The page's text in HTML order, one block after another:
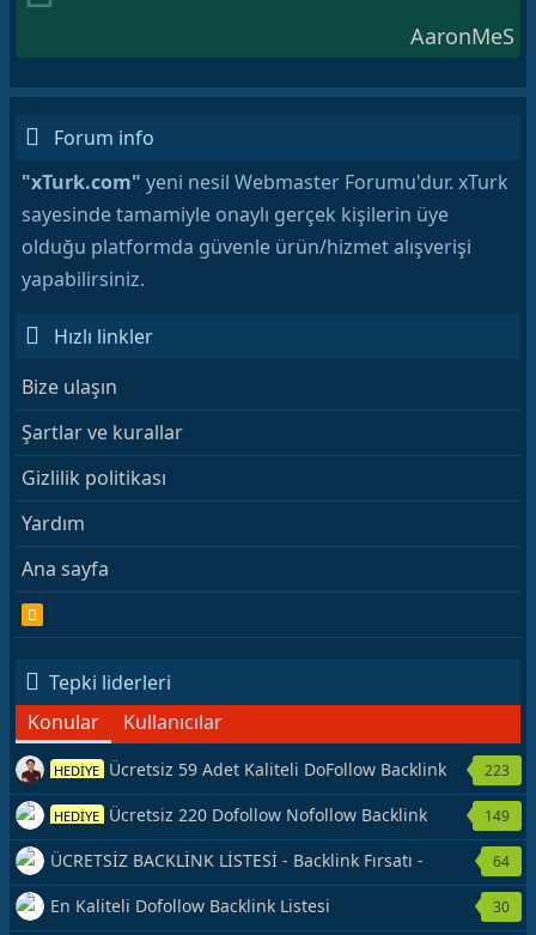
AaronMeS
Forum info
"xTurk.com" yeni nesil Webmaster Forumu'dur. xTurk
sayesinde tamamiyle onaylı gerçek kişilerin üye
olduğu platformda güvenle ürün/hizmet alışverişi
yapabilirsiniz.
Hızlı linkler
Bize ulaşın
Şartlar ve kurallar
Gizlilik politikası
Yardım
Ana sayfa
S
Tepki liderleri
Konular
Kullanıcılar
HEDİYE Ücretsiz 59 Adet Kaliteli DoFollow Backlink
Kaynağı Veriyorum.
223
HEDİYE Ücretsiz 220 Dofollow Nofollow Backlink
Veriyorum
149
ÜCRETSİZ BACKLİNK LİSTESİ - Backlink Fırsatı -
Hemen Yetiş!
64
En Kaliteli Dofollow Backlink Listesi 30